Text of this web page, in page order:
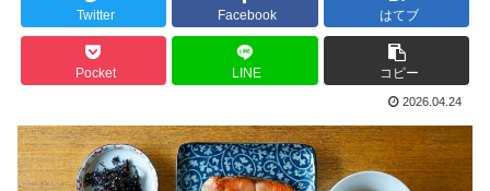
Twitter Facebook はてブ
Pocket LINE コピー
2026.04.24